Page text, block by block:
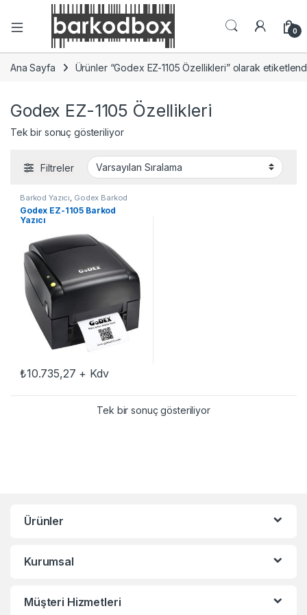
0
Ana Sayfa Ürünler “Godex EZ-1105 Özellikleri” olarak
Godex EZ-1105 Özellikleri
Tek bir sonuç gösteriliyor
Filtreler
Barkod Yazıcı Godex Barkod
Godex EZ-1105 Barkod
Yazıcı
₺10.735,27 + Kdv
Tek bir sonuç gösteriliyor
Ürünler
Kurumsal
Müşteri Hizmetleri